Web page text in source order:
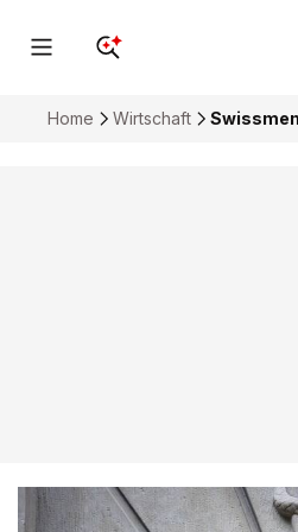
Home Wirtschaft